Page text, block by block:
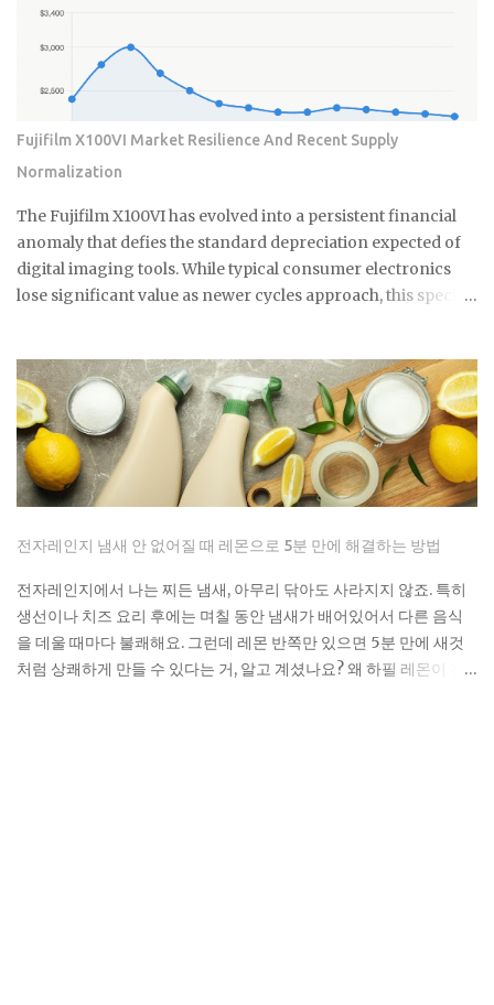
예요. 그리고 15분 정도 기다리면 식초가 곰팡이를 분해하기 시작해
요. 시간이 지나면 칫솔로 살살 문질러주세요. 힘들게 박박 문지를 필
요 없어요. 식초가 이미 곰팡이를 약하게 만들어놨으니까 가볍게 문
질러도...
months of this year, we have witnessed a fascinating
decoupling where the M11-P experiences a sharp baseline
thinning while the legacy M10-R achieves a status akin to a
blue-chip commodity. This is not a mere glitch in the matrix
but a fundamental shift in how collectors and high-net-
worth users perceive the intersection of longevity, tactile
reliability, and the elusive quality of digital soul. The current
economic climate has forced a re-evaluation of what
constitutes a durable asset in a world saturated with
disposable silicon. F...
Fujifilm X100VI Market Resilience And Recent Supply
Normalization
The Fujifilm X100VI has evolved into a persistent financial
anomaly that defies the standard depreciation expected of
digital imaging tools. While typical consumer electronics
lose significant value as newer cycles approach, this specific
phenomenon is driven by a combination of geopolitical
trade barriers and a cultural obsession that has transformed
a compact camera into a high liquidity asset with
remarkable price resilience. Normalization Of Authorized
Retail Inventory The extreme scarcity that defined the first
eighteen months of the product lifecycle is finally
Major retailers like B&H and Adorama have transitioned
from indefinite backorders to predictable replenishment
cycles, with stock often appearing every few weeks and
fulfilling backlogs by early May. As of late April, the standard
silver and bla...
전자레인지 냄새 안 없어질 때 레몬으로 5분 만에 해결하는 방법
전자레인지에서 나는 찌든 냄새, 아무리 닦아도 사라지지 않죠. 특히
생선이나 치즈 요리 후에는 며칠 동안 냄새가 배어있어서 다른 음식
을 데울 때마다 불쾌해요. 그런데 레몬 반쪽만 있으면 5분 만에 새것
처럼 상쾌하게 만들 수 있다는 거, 알고 계셨나요? 왜 하필 레몬이 전